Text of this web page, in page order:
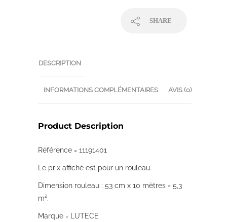
SHARE
DESCRIPTION
INFORMATIONS COMPLÉMENTAIRES AVIS (0)
Product Description
Référence = 11191401
Le prix affiché est pour un rouleau.
Dimension rouleau : 53 cm x 10 mètres = 5,3
m².
Marque = LUTECE